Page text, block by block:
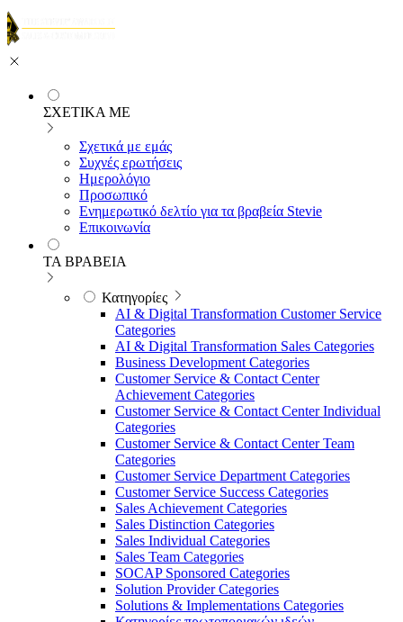
ΣΧΕΤΙΚΑ ΜΕ
Σχετικά με εμάς
Συχνές ερωτήσεις
Ημερολόγιο
Προσωπικό
Ενημερωτικό δελτίο για τα βραβεία Stevie
Επικοινωνία
ΤΑ ΒΡΑΒΕΙΑ
Κατηγορίες
AI & Digital Transformation Customer Service
Categories
AI & Digital Transformation Sales Categories
Business Development Categories
Customer Service & Contact Center
Achievement Categories
Customer Service & Contact Center Individual
Categories
Customer Service & Contact Center Team
Categories
Customer Service Department Categories
Customer Service Success Categories
Sales Achievement Categories
Sales Distinction Categories
Sales Individual Categories
Sales Team Categories
SOCAP Sponsored Categories
Solution Provider Categories
Solutions & Implementations Categories